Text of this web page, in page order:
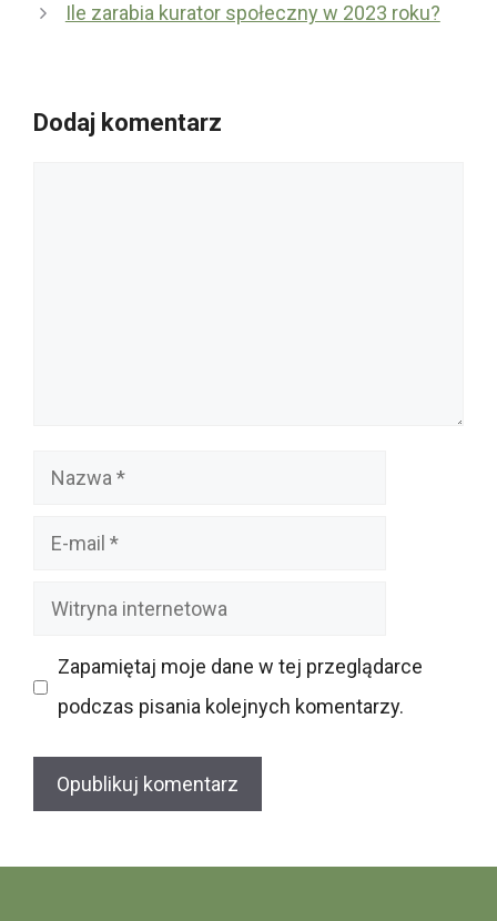
Ile zarabia kurator społeczny w 2023 roku?
Dodaj komentarz
Nazwa
Witryna
Zapamiętaj moje dane w tej przeglądarce
podczas pisania kolejnych komentarzy.